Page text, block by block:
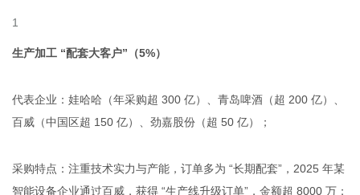
生产加工 “配套大客户”（5%）
代表企业：娃哈哈（年采购超 300 亿）、青岛啤酒（超 200 亿）、
百威（中国区超 150 亿）、劲嘉股份（超 50 亿）；
采购特点：注重技术实力与产能，订单多为 “长期配套”，2025 年某
智能设备企业通过百威，获得 “生产线升级订单”，金额超 8000 万；